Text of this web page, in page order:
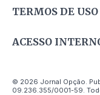
TERMOS DE USO
ACESSO
© 2026 Jornal Opção.
09.236.355/0001-59.